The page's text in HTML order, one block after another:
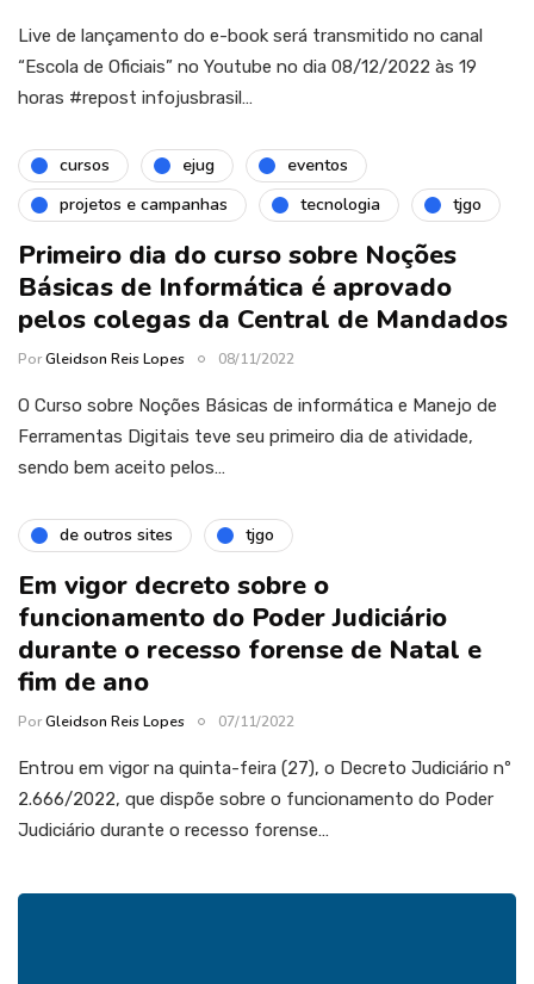
Live de lançamento do e-book será transmitido no canal
“Escola de Oficiais” no Youtube no dia 08/12/2022 às 19
horas #repost infojusbrasil…
cursos ejug
eventos
projetos e campanhas
tecnologia tjgo
Primeiro dia do curso sobre Noções
Básicas de Informática é aprovado
pelos colegas da Central de Mandados
PorGleidson Reis Lopes 08/11/2022
O Curso sobre Noções Básicas de informática e Manejo de
Ferramentas Digitais teve seu primeiro dia de atividade,
sendo bem aceito pelos…
de outros sites tjgo
Em vigor decreto sobre o
funcionamento do Poder Judiciário
durante o recesso forense de Natal e
fim de ano
PorGleidson Reis Lopes 07/11/2022
Entrou em vigor na quinta-feira (27), o Decreto Judiciário nº
2.666/2022, que dispõe sobre o funcionamento do Poder
Judiciário durante o recesso forense…